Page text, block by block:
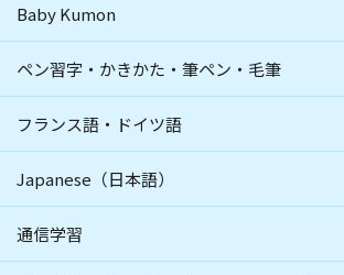
Baby Kumon
ペン習字・かきかた・筆ペン・毛筆
フランス語・ドイツ語
Japanese（日本語）
通信学習